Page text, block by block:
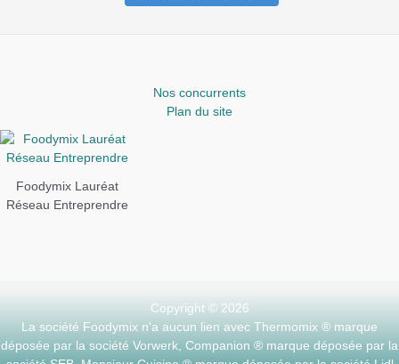
Nos concurrents
Plan du site
Foodymix Lauréat
Réseau Entreprendre
Copyright © 2026
La société Foodymix n'a aucun lien avec Thermomix ® marque
déposée par la société Vorwerk, Companion ® marque déposée par la